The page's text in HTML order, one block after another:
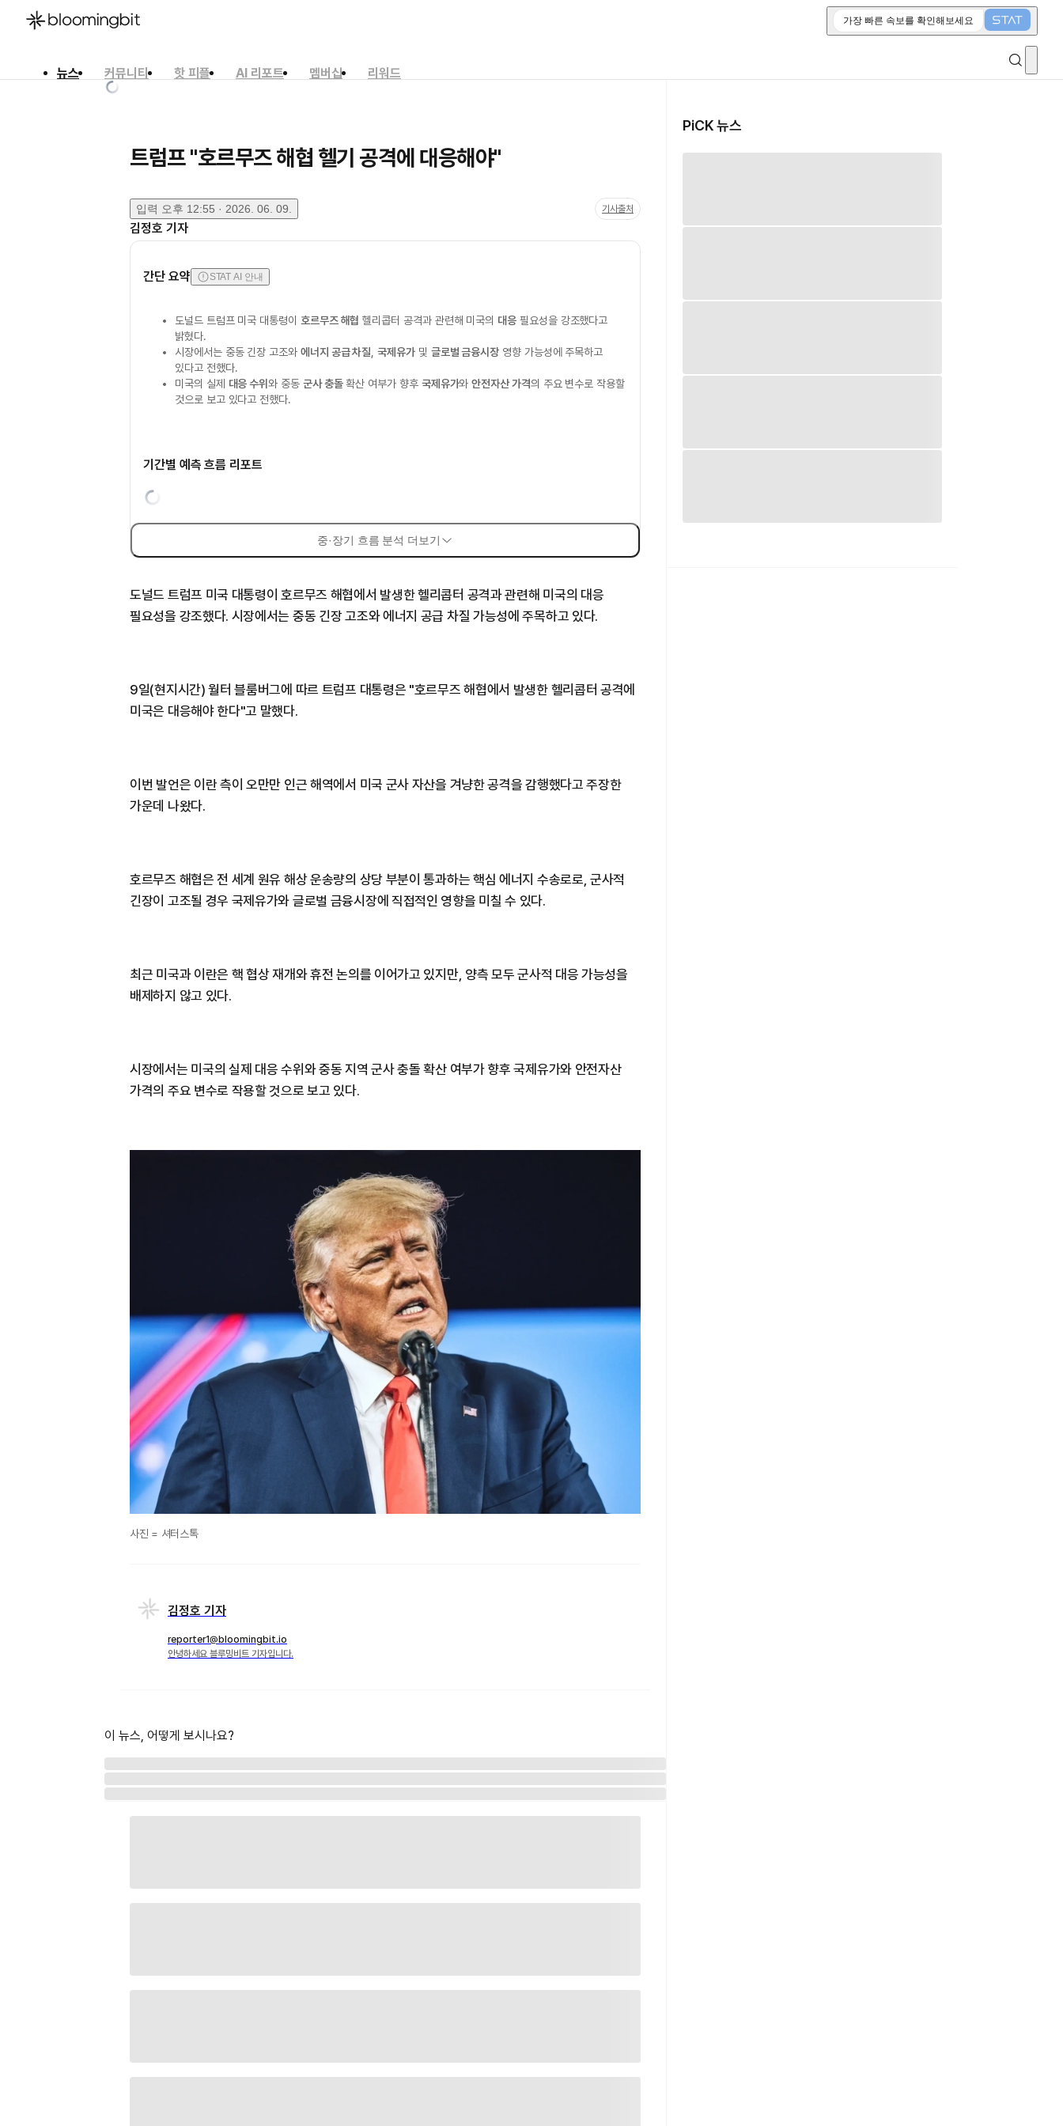
가장 빠른 속보를 확인해보세요
뉴스 커뮤니티 핫 피플 AI 리포트 멤버십
리워드
트럼프 "호르무즈 해협 헬기 공격에 대응해야"
입력 오후 12:55 · 2026. 06. 09. 기사출처
김정호 기자
간단 요약 STAT AI 안내
도널드 트럼프 미국 대통령이 호르무즈 해협 헬리콥터 공격과 관련해 미국의 대응 필요성을 강조했다고
밝혔다.
시장에서는 중동 긴장 고조와 에너지 공급 차질 ,국제유가및 글로벌 금융시장 영향 가능성에 주목하고
있다고 전했다.
미국의 실제 대응 수위와 중동 군사 충돌확산 여부가 향후 국제유가와안전자산 가격의 주요 변수로 작용할
것으로 보고 있다고 전했다.
기간별 예측 흐름 리포트
중·장기 흐름 분석 더보기
도널드 트럼프 미국 대통령이 호르무즈 해협에서 발생한 헬리콥터 공격과 관련해 미국의 대응
필요성을 강조했다. 시장에서는 중동 긴장 고조와 에너지 공급 차질 가능성에 주목하고 있다.
9일(현지시간) 월터 블룸버그에 따르 트럼프 대통령은 "호르무즈 해협에서 발생한 헬리콥터 공격에
미국은 대응해야 한다"고 말했다.
이번 발언은 이란 측이 오만만 인근 해역에서 미국 군사 자산을 겨냥한 공격을 감행했다고 주장한
가운데 나왔다.
호르무즈 해협은 전 세계 원유 해상 운송량의 상당 부분이 통과하는 핵심 에너지 수송로로, 군사적
긴장이 고조될 경우 국제유가와 글로벌 금융시장에 직접적인 영향을 미칠 수 있다.
최근 미국과 이란은 핵 협상 재개와 휴전 논의를 이어가고 있지만, 양측 모두 군사적 대응 가능성을
배제하지 않고 있다.
시장에서는 미국의 실제 대응 수위와 중동 지역 군사 충돌 확산 여부가 향후 국제유가와 안전자산
가격의 주요 변수로 작용할 것으로 보고 있다.
사진 = 셔터스톡
김정호 기자
reporter1@bloomingbit.io
안녕하세요 블루밍비트 기자입니다.
이 뉴스, 어떻게 보시나요?
PiCK 뉴스